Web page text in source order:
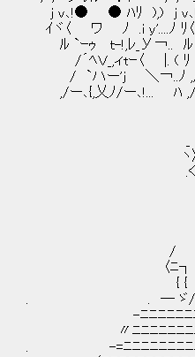
j v､!● ● ﾊﾘ ),) j v､
ｲヾ〈 ワ ﾉ .i y'....ﾉ
ﾙ `ｰｩ ｔ-!,ﾚ_У￢.. ﾙ `ｰ
/´ﾍＶ_,ィtｰ〈 |. ( ﾘ /´ﾍＶ
/ `ハー'j ＼￢..ﾉ ,/ `ハ
,/ー､{,乂ﾉ/ー､!... ﾊ ,/ー
_ __00 ＿＿
ヽ〉/ / | 匚］ |
.く／. ￣￣
/
〈ﾆ┐ .r
{ { 」く
. . ― ゞ/イ-
-ﾆﾆﾆﾆﾆﾆﾆﾆ
〃ﾆﾆﾆﾆﾆﾆﾆﾆﾆﾆ
. -=ﾆﾆﾆﾆﾆﾆﾆﾆﾆ